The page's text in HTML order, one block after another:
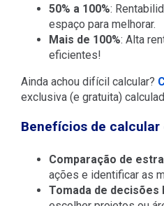
50% a 100%:
espaço para melhorar.
Mais de 100%: Alta
eficientes!
Ainda achou difícil calcular?
exclusiva (e gratuita)
Benefícios de calcular
Comparação de
ações e identificar as
Tomada de decisões